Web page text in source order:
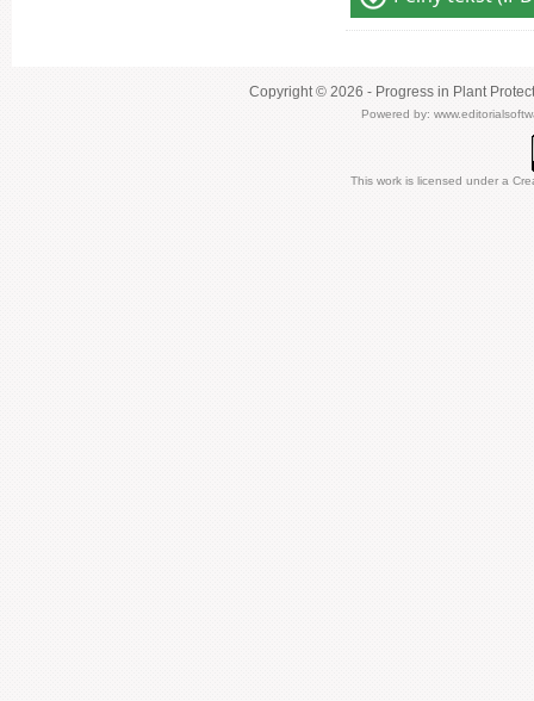
Copyright © 2026 - Progress in Plant
Powered by:
This work is licensed under a